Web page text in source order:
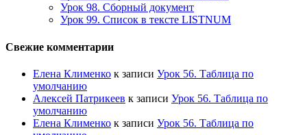
Урок 98. Сборный документ
Урок 99. Список в тексте LISTNUM
Свежие комментарии
Елена Клименко к записи Урок 56. Таблица по
умолчанию
Алексей Патрикеев к записи Урок 56. Таблица по
умолчанию
Елена Клименко к записи Урок 56. Таблица по